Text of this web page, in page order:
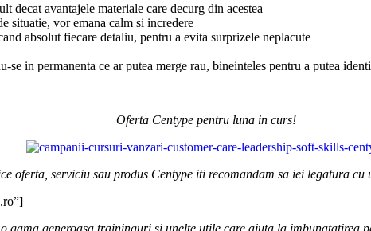
decat avantajele materiale care decurg din acestea
situatie, vor emana calm si incredere
absolut fiecare detaliu, pentru a evita surprizele neplacute
se in permanenta ce ar putea merge rau, bineinteles pentru a putea
Oferta Centype pentru luna in curs!
oferta, serviciu sau produs Centype iti recomandam sa iei legatura cu
generoasa traininguri si unelte utile care ajuta la imbunatatirea